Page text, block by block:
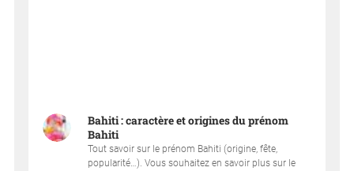
Bahiti : caractère et origines du prénom
Bahiti
Tout savoir sur le prénom Bahiti (origine, fête,
popularité…). Vous souhaitez en savoir plus sur le